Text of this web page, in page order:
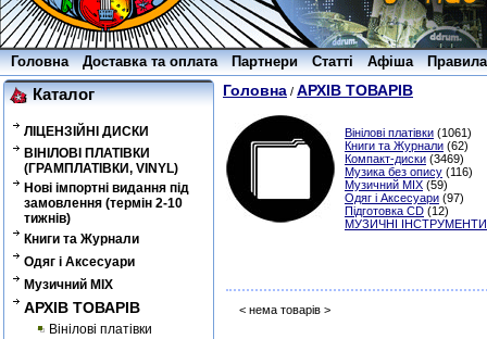
Головна Доставка та оплата Партнери Статті Афіша
Каталог
ЛІЦЕНЗІЙНІ ДИСКИ
ВІНІЛОВІ ПЛАТІВКИ
(ГРАМПЛАТІВКИ, VINYL)
Нові імпортні видання під
замовлення (термін 2-10
тижнів)
Книги та Журнали
Одяг і Аксесуари
Музичний MIX
АРХІВ ТОВАРІВ
Вінілові платівки
Головна / АРХІВ ТОВАРІВ
Вінілові платівки (1061)
Книги та Журнали (62)
Компакт-диски (3469)
Музика без опису (116)
Музичний MIX (59)
Одяг і Аксесуари (97)
Підготовка CD (12)
МУЗИЧНІ ІНСТРУМЕНТИ
< нема товарів >